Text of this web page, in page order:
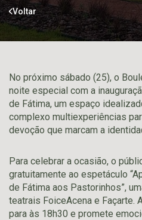
Voltar
No próximo sábado (25), o
noite especial com a
de Fátima, um espaço
complexo multiexperiências
devoção que marcam a
Para celebrar a ocasião, o
gratuitamente ao espetáculo
de Fátima aos Pastorinhos”,
teatrais FoiceAcena e Façarte.
para às 18h30 e promete